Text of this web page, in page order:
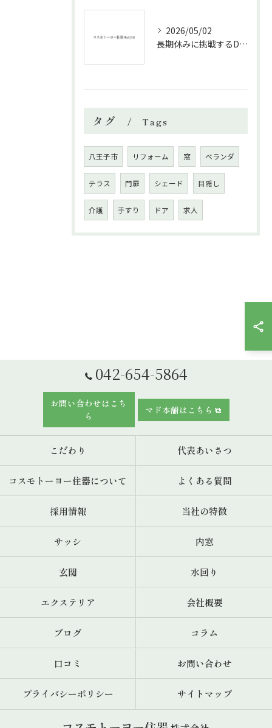
2026/05/02
長期休みに挑戦するDIYリフォームの極意
タグ Tags
八王子市 リフォーム 窓 ベランダ
テラス 門扉 シェード 目隠し
介護 手すり ドア 求人
042-654-5864
お問い合わせはこち
ら
マド本舗はこちら
こだわり 代表あいさつ
コスモトーヨー住器について よくある質問
採用情報 当社の特徴
サッシ 内窓
玄関 水回り
エクステリア 会社概要
ブログ コラム
口コミ お問い合わせ
プライバシーポリシー サイトマップ